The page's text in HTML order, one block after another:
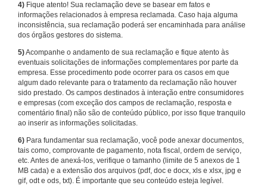
4) Fique atento! Sua reclamação deve se basear em fatos e
informações relacionados à empresa reclamada. Caso haja alguma
inconsistência, sua reclamação poderá ser encaminhada para análise
dos órgãos gestores do sistema.
5)Acompanhe o andamento de sua reclamação e fique atento às
eventuais solicitações de informações complementares por parte da
empresa. Esse procedimento pode ocorrer para os casos em que
algum dado relevante para o tratamento da reclamação não houver
sido prestado. Os campos destinados à interação entre consumidores
e empresas (com exceção dos campos de reclamação, resposta e
comentário final) não são de conteúdo público, por isso fique tranquilo
ao inserir as informações solicitadas.
6) Para fundamentar sua reclamação, você pode anexar documentos,
tais como, comprovante de pagamento, nota fiscal, ordem de serviço,
etc. Antes de anexá-los, verifique o tamanho (limite de 5 anexos de 1
MB cada) e a extensão dos arquivos (pdf, doc e docx, xls e xlsx, jpg e
gif, odt e ods, txt). É importante que seu conteúdo esteja legível.